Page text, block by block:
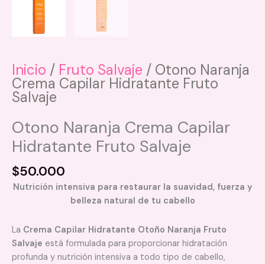
Inicio / Fruto Salvaje / Otono Naranja
Crema Capilar Hidratante Fruto
Salvaje
Otono Naranja Crema Capilar
Hidratante Fruto Salvaje
$50.000
Nutrición intensiva para restaurar la suavidad, fuerza y
belleza natural de tu cabello
La Crema Capilar Hidratante Otoño Naranja Fruto
Salvaje está formulada para proporcionar hidratación
profunda y nutrición intensiva a todo tipo de cabello,